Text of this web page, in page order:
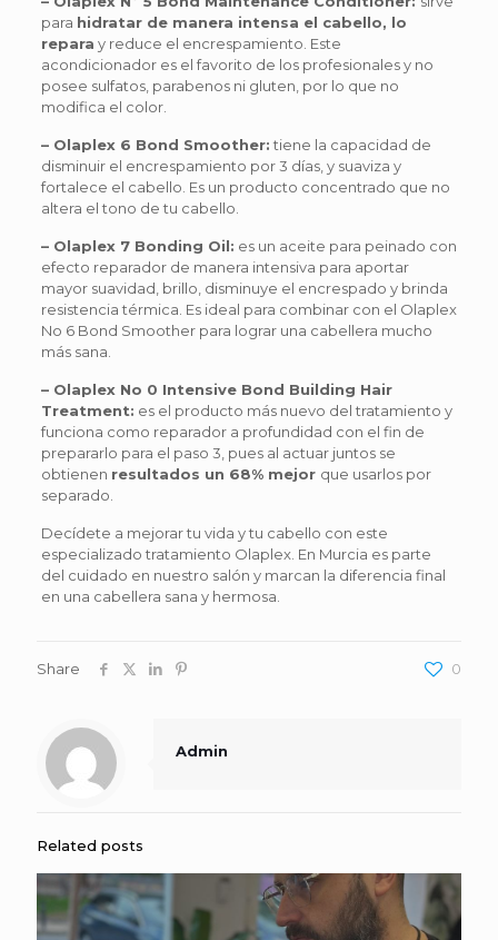
para hidratar de manera intensa el cabello, lo
repara y reduce el encrespamiento. Este
acondicionador es el favorito de los profesionales y no
posee sulfatos, parabenos ni gluten, por lo que no
modifica el color.
– Olaplex 6 Bond Smoother:tiene la capacidad de
disminuir el encrespamiento por 3 días, y suaviza y
fortalece el cabello. Es un producto concentrado que no
altera el tono de tu cabello.
– Olaplex 7 Bonding Oil: es un aceite para peinado con
efecto reparador de manera intensiva para aportar
mayor suavidad, brillo, disminuye el encrespado y brinda
resistencia térmica. Es ideal para combinar con el Olaplex
No 6 Bond Smoother para lograr una cabellera mucho
más sana.
– Olaplex No 0 Intensive Bond Building Hair
Treatment: es el producto más nuevo del tratamiento y
funciona como reparador a profundidad con el fin de
prepararlo para el paso 3, pues al actuar juntos se
obtienen resultados un 68% mejor que usarlos por
separado.
Decídete a mejorar tu vida y tu cabello con este
especializado tratamiento Olaplex. En Murcia es parte
del cuidado en nuestro salón y marcan la diferencia final
en una cabellera sana y hermosa.
Share 0
Admin
Related posts